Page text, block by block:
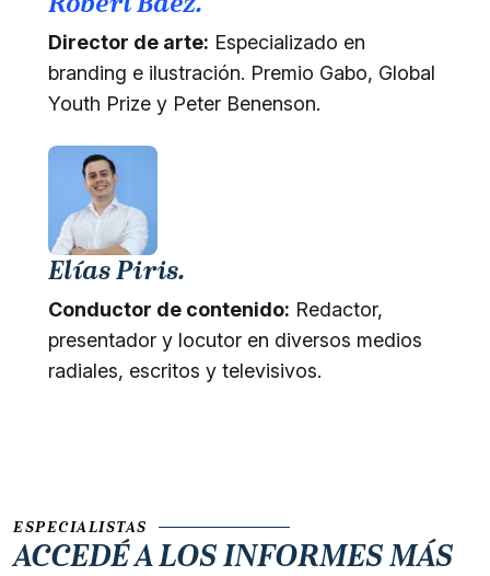
Director de arte: Especializado en
branding e ilustración. Premio Gabo, Global
Youth Prize y Peter Benenson.
Elías Piris.
Conductor de contenido: Redactor,
presentador y locutor en diversos medios
radiales, escritos y televisivos.
ESPECIALISTAS
ACCEDÉ A LOSINFORMES MÁS